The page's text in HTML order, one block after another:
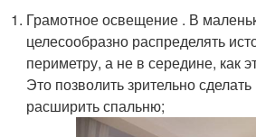
Грамотное освещение . В
целесообразно распределять
периметру, а не в середине, как
Это позволить зрительно
расширить спальню;